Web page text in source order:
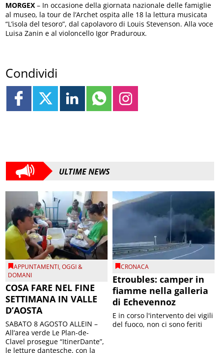
MORGEX – In occasione della giornata nazionale delle famiglie
al museo, la tour de l’Archet ospita alle 18 la lettura musicata
“L’isola del tesoro”, dal capolavoro di Louis Stevenson. Alla voce
Luisa Zanin e al violoncello Igor Praduroux.
Condividi
ULTIME NEWS
APPUNTAMENTI,OGGI &
DOMANI
COSA FARE NEL FINE
SETTIMANA IN VALLE
D’AOSTA
SABATO 8 AGOSTO ALLEIN –
All’area verde Le Plan-de-
Clavel prosegue “ItinerDante”,
le letture dantesche, con la
CRONACA
Etroubles: camper in
fiamme nella galleria
di Echevennoz
E in corso l'intervento dei vigili
del fuoco, non ci sono feriti